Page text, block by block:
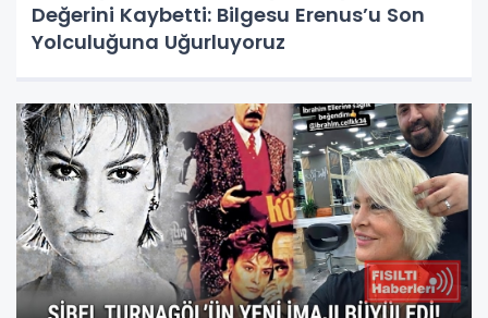
Değerini Kaybetti: Bilgesu Erenus’u Son
Yolculuğuna Uğurluyoruz